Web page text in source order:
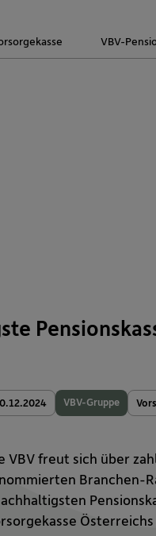
VBV-
VBV-Gruppe
VBV freut sich über
Branchen-